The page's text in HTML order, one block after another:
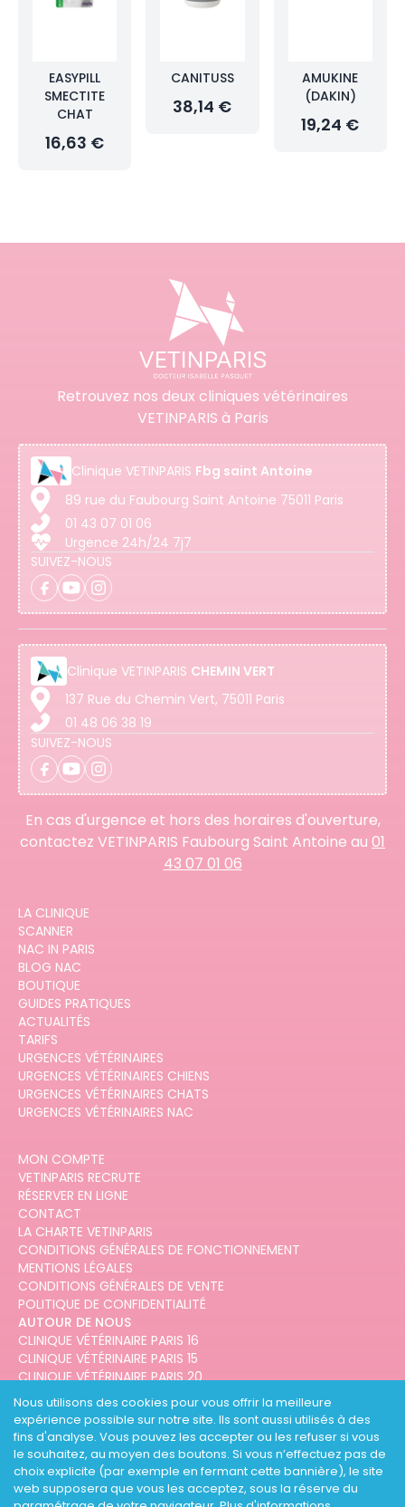
Nous utilisons des cookies pour vous offrir la meilleure
expérience possible sur notre site. Ils sont aussi utilisés à des
fins d'analyse. Vous pouvez les accepter ou les refuser si vous
le souhaitez, au moyen des boutons. Si vous n’effectuez pas de
choix explicite (par exemple en fermant cette bannière), le site
web supposera que vous les acceptez, sous la réserve du
EASYPILL
SMECTITE
CHAT
16,63 €
CANITUSS
38,14 €
AMUKINE
(DAKIN)
19,24 €
Retrouvez nos deux cliniques vétérinaires
VETINPARIS à Paris
Clinique VETINPARIS Fbg saint Antoine
89 rue du Faubourg Saint Antoine 75011 Paris
01 43 07 01 06
Urgence 24h/24 7j7
SUIVEZ-NOUS
Clinique VETINPARIS CHEMIN VERT
137 Rue du Chemin Vert, 75011 Paris
01 48 06 38 19
SUIVEZ-NOUS
En cas d'urgence et hors des horaires d'ouverture,
contactez VETINPARIS Faubourg Saint Antoine au 01
43 07 01 06
LA CLINIQUE
SCANNER
NAC IN PARIS
BLOG NAC
BOUTIQUE
GUIDES PRATIQUES
ACTUALITÉS
TARIFS
URGENCES VÉTÉRINAIRES
URGENCES VÉTÉRINAIRES CHIENS
URGENCES VÉTÉRINAIRES CHATS
URGENCES VÉTÉRINAIRES NAC
MON COMPTE
VETINPARIS RECRUTE
RÉSERVER EN LIGNE
CONTACT
LA CHARTE VETINPARIS
CONDITIONS GÉNÉRALES DE FONCTIONNEMENT
MENTIONS LÉGALES
CONDITIONS GÉNÉRALES DE VENTE
POLITIQUE DE CONFIDENTIALITÉ
AUTOUR DE NOUS
CLINIQUE VÉTÉRINAIRE PARIS 16
CLINIQUE VÉTÉRINAIRE PARIS 15
CLINIQUE VÉTÉRINAIRE PARIS 20
CLINIQUE VÉTÉRINAIRE PARIS 12
CLINIQUE VÉTÉRINAIRE PARIS 10
CLINIQUE VÉTÉRINAIRE PARIS 3